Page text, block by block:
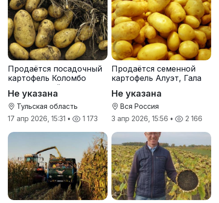
Продаётся посадочный
картофель Коломбо
оптом от трёх тонн
Не указана
Тульская область
17 апр 2026, 15:31 • 1 173
Продаётся семенной
картофель Алуэт, Гала
Не указана
Вся Россия
3 апр 2026, 15:56 • 2 166